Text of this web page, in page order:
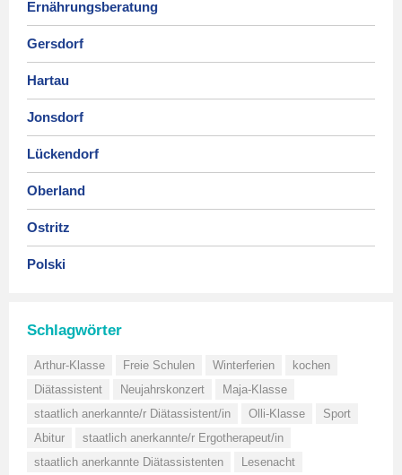
Ernährungsberatung
Gersdorf
Hartau
Jonsdorf
Lückendorf
Oberland
Ostritz
Polski
Schlagwörter
Arthur-Klasse Freie Schulen Winterferien
kochen
Diätassistent
Neujahrskonzert
Maja-Klasse
staatlich anerkannte/r Diätassistent/in
Olli-Klasse
Sport
Abitur
staatlich anerkannte/r Ergotherapeut/in
staatlich anerkannte Diätassistenten
Lesenacht